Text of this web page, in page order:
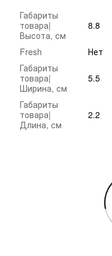
Габариты
товара|
Высота, см
8.8
Fresh
Нет
Габариты
товара|
Ширина, см
5.5
Габариты
товара|
Длина, см
2.2